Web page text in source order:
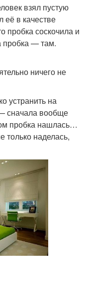
взял пустую
её в качестве
пробка соскочила и
пробка — там.
ничего не
устранить на
сначала вообще
пробка нашлась…
только наделась,